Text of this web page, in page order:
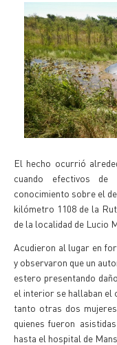
El hecho ocurrió
cuando efectivos de
conocimiento sobre el
kilómetro 1108 de la
de la localidad de Lucio
Acudieron al lugar en
y observaron que un
estero presentando
el interior se hallaban el
tanto otras dos
quienes fueron
hasta el hospital de